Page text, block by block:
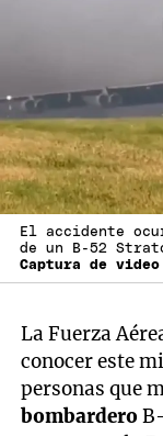
El accidente
de un B-52
Captura de video
La Fuerza
conocer este
personas que
bombardero